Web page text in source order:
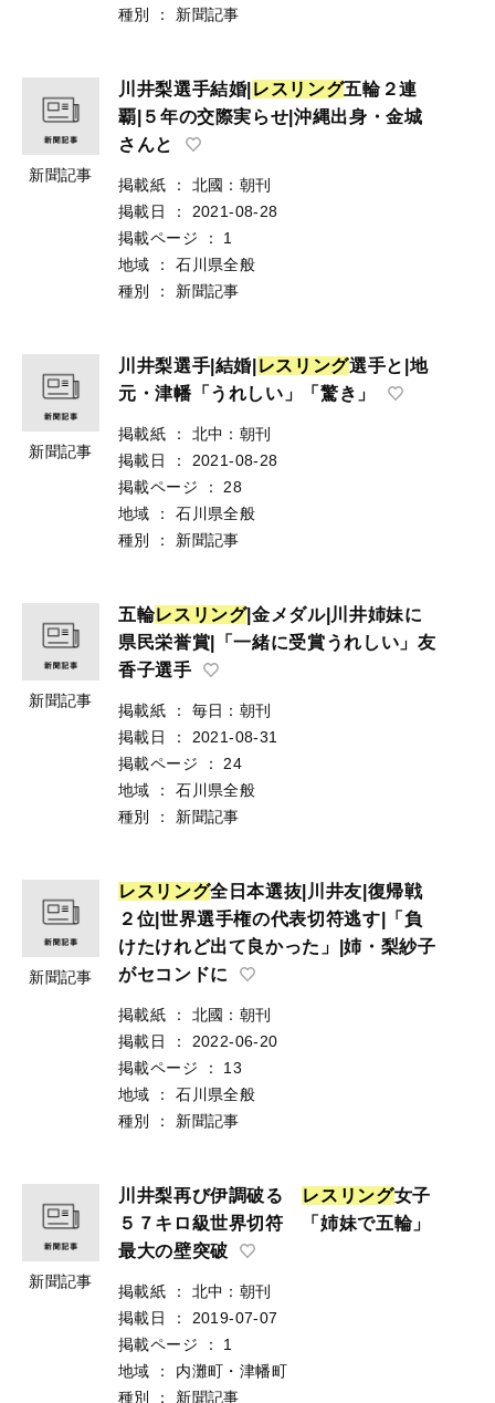
種別
： 新聞記事
新聞記事
川井梨選手結婚| レ ス リ ング五輪２連
覇|５年の交際実らせ|沖縄出身・金城
さんと
掲載紙 ：
北國：朝刊
掲載日
：
2021-08-28
掲載ページ
：
1
地域
：
石川県全般
種別
： 新聞記事
新聞記事
川井梨選手|結婚| レス リ ング選手と|地
元・津幡「うれしい」「驚き」
掲載紙 ：
北中：朝刊
掲載日
：
2021-08-28
掲載ページ
：
28
地域
：
石川県全般
種別
： 新聞記事
新聞記事
五輪レ ス リ ング|金メダル|川井姉妹に
県民栄誉賞|「一緒に受賞うれしい」友
香子選手
掲載紙 ：
毎日：朝刊
掲載日
：
2021-08-31
掲載ページ
：
24
地域
：
石川県全般
種別
： 新聞記事
新聞記事
レ ス リ ング全日本選抜|川井友|復帰戦
２位|世界選手権の代表切符逃す|「負
けたけれど出て良かった」|姉・梨紗子
がセコンドに
掲載紙 ：
北國：朝刊
掲載日
：
2022-06-20
掲載ページ
：
13
地域
：
石川県全般
種別
： 新聞記事
新聞記事
川井梨再び伊調破る レ ス リ ング女子
５７キロ級世界切符 「姉妹で五輪」
最大の壁突破
掲載紙 ：
北中：朝刊
掲載日
：
2019-07-07
掲載ページ
：
1
地域
：
内灘町・津幡町
種別
： 新聞記事